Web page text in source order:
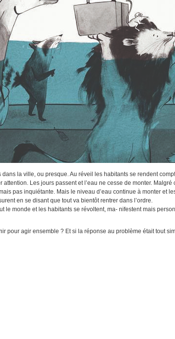
dans la ville, ou presque. Au réveil les habitants se rendent
attention. Les jours passent et l’eau ne cesse de monter.
pas inquiétante. Mais le niveau d’eau continue à monter et
en se disant que tout va bientôt rentrer dans l’ordre.
le monde et les habitants se révoltent, ma- nifestent mais
pour agir ensemble ? Et si la réponse au problème était tout